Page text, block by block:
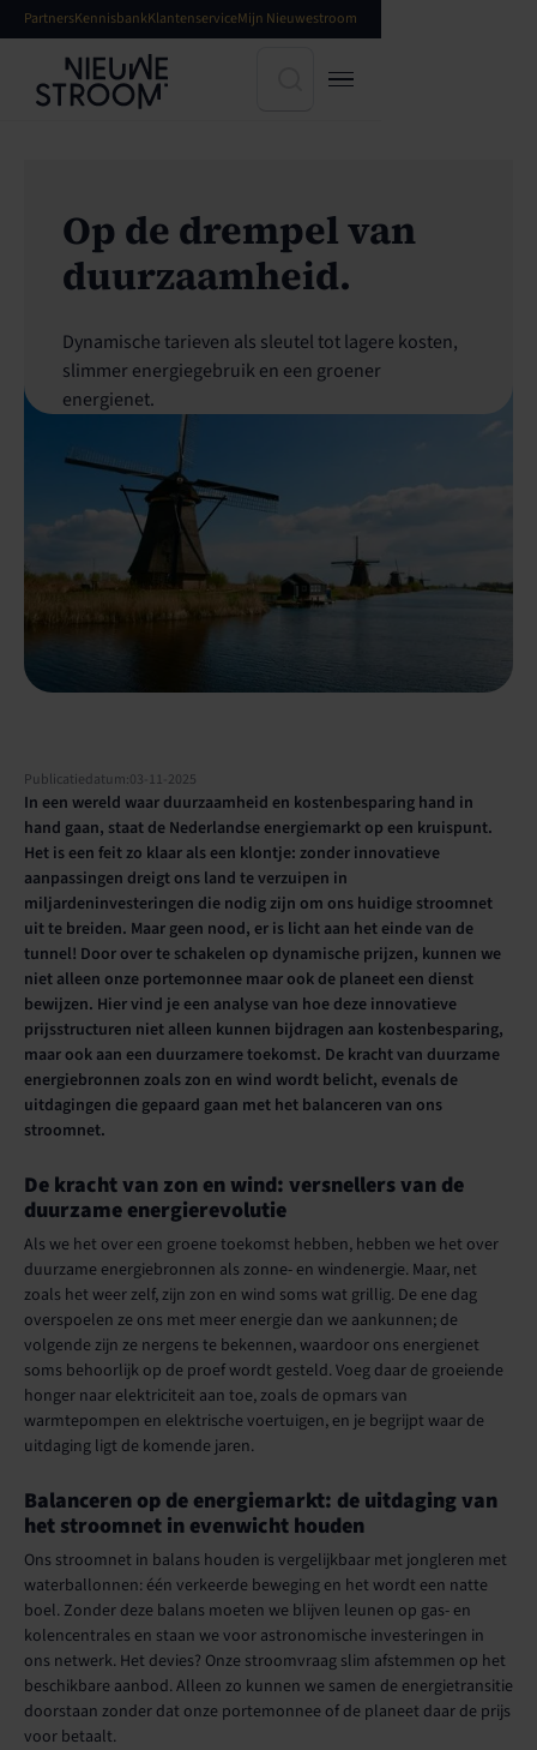
PartnersKennisbankKlantenserviceMijn Nieuwestroom
Op de drempel van
duurzaamheid.
Dynamische tarieven als sleutel tot lagere kosten,
slimmer energiegebruik en een groener
energienet.
Publicatiedatum:03 11 2025
In een wereld waar duurzaamheid en kostenbesparing hand in
hand gaan, staat de Nederlandse energiemarkt op een kruispunt.
Het is een feit zo klaar als een klontje: zonder innovatieve
aanpassingen dreigt ons land te verzuipen in
miljardeninvesteringen die nodig zijn om ons huidige stroomnet
uit te breiden. Maar geen nood, er is licht aan het einde van de
tunnel! Door over te schakelen op dynamische prijzen, kunnen we
niet alleen onze portemonnee maar ook de planeet een dienst
bewijzen. Hier vind je een analyse van hoe deze innovatieve
prijsstructuren niet alleen kunnen bijdragen aan kostenbesparing,
maar ook aan een duurzamere toekomst. De kracht van duurzame
energiebronnen zoals zon en wind wordt belicht, evenals de
uitdagingen die gepaard gaan met het balanceren van ons
stroomnet.
De kracht van zon en wind: versnellers van de
duurzame energierevolutie
Als we het over een groene toekomst hebben, hebben we het over
duurzame energiebronnen als zonne- en windenergie. Maar, net
zoals het weer zelf, zijn zon en wind soms wat grillig. De ene dag
overspoelen ze ons met meer energie dan we aankunnen; de
volgende zijn ze nergens te bekennen, waardoor ons energienet
soms behoorlijk op de proef wordt gesteld. Voeg daar de groeiende
honger naar elektriciteit aan toe, zoals de opmars van
warmtepompen en elektrische voertuigen, en je begrijpt waar de
uitdaging ligt de komende jaren.
Balanceren op de energiemarkt: de uitdaging van
het stroomnet in evenwicht houden
Ons stroomnet in balans houden is vergelijkbaar met jongleren met
waterballonnen: één verkeerde beweging en het wordt een natte
boel. Zonder deze balans moeten we blijven leunen op gas- en
kolencentrales en staan we voor astronomische investeringen in
ons netwerk. Het devies? Onze stroomvraag slim afstemmen op het
beschikbare aanbod. Alleen zo kunnen we samen de energietransitie
doorstaan zonder dat onze portemonnee of de planeet daar de prijs
voor betaalt.